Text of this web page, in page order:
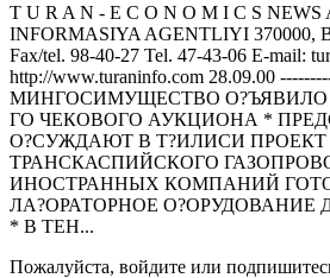
T U R A N - E C O N O M I C S NEWS
INFORMASIYA AGENTLIYI 370000,
Fax/tel. 98-40-27 Tel. 47-43-06 E-mail:
httр://www.turaninfo.com 28.09.00
МИНГОСИМУЩЕСТВО О?ЪЯВИЛО
ГО ЧЕКОВОГО АУКЦИОНА *
О?СУЖДАЮТ В Т?ИЛИСИ ПРОЕКТ
ТРАНСКАСПИЙСКОГО
ИНОСТРАННЫХ КОМПАНИЙ
ЛА?ОРАТОРНОЕ О?ОРУДОВАНИЕ
* В ТЕН...
Пожалуйста, войдите или